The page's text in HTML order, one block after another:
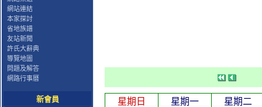
網站連結
本家探討
省地族譜
友站新聞
許氏大辭典
導覽地圖
問題及解答
網路行事曆
新會員 星期日 星期一 星期二